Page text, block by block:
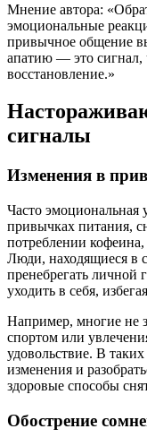
Мнение автора:
эмоциональные
привычное общение
апатию — это сигнал,
восстановление.»
сигналы
Изменения в
Часто эмоциональная
привычках питания,
потреблении
Люди, находящиеся в
пренебрегать личной
уходить в себя,
Например, многие не
спортом или
удовольствие. В
изменения и
здоровые способы
Обострение